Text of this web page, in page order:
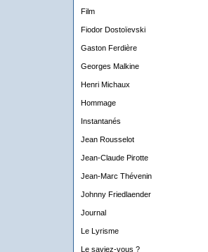
Film
Fiodor Dostoïevski
Gaston Ferdière
Georges Malkine
Henri Michaux
Hommage
Instantanés
Jean Rousselot
Jean-Claude Pirotte
Jean-Marc Thévenin
Johnny Friedlaender
Journal
Le Lyrisme
Le saviez-vous ?